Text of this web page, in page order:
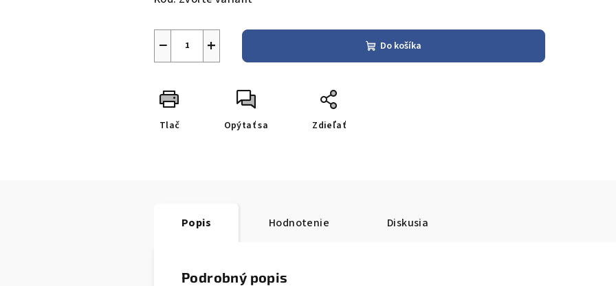
+
− Do košíka
Tlač Opýtať sa Zdieľať
Popis Hodnotenie Diskusia
Podrobný popis